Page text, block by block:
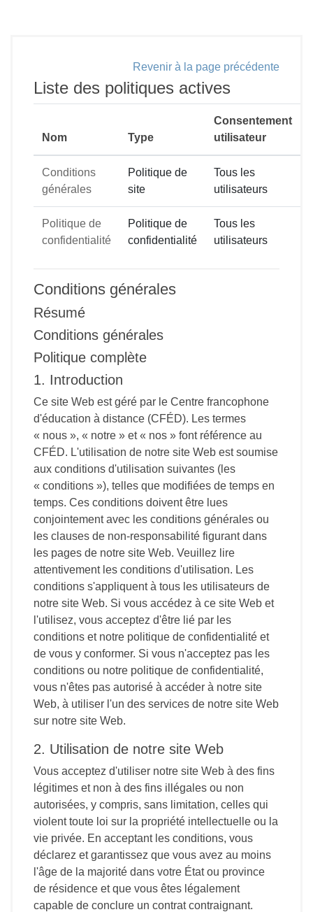
Revenir à la page précédente
Liste des politiques actives
Nom Type
Consentement
utilisateur
Conditions
générales
Politique de
site
Tous les
utilisateurs
Politique de
confidentialité
Politique de
confidentialité
Tous les
utilisateurs
Conditions générales
Résumé
Conditions générales
Politique complète
1. Introduction
Ce site Web est géré par le Centre francophone
d'éducation à distance (CFÉD). Les termes
« nous », « notre » et « nos » font référence au
CFÉD. L'utilisation de notre site Web est soumise
aux conditions d'utilisation suivantes (les
« conditions »), telles que modifiées de temps en
temps. Ces conditions doivent être lues
conjointement avec les conditions générales ou
les clauses de non-responsabilité figurant dans
les pages de notre site Web. Veuillez lire
attentivement les conditions d'utilisation. Les
conditions s'appliquent à tous les utilisateurs de
notre site Web. Si vous accédez à ce site Web et
l'utilisez, vous acceptez d'être lié par les
conditions et notre politique de confidentialité et
de vous y conformer. Si vous n'acceptez pas les
conditions ou notre politique de confidentialité,
vous n'êtes pas autorisé à accéder à notre site
Web, à utiliser l'un des services de notre site Web
sur notre site Web.
2. Utilisation de notre site Web
Vous acceptez d'utiliser notre site Web à des fins
légitimes et non à des fins illégales ou non
autorisées, y compris, sans limitation, celles qui
violent toute loi sur la propriété intellectuelle ou la
vie privée. En acceptant les conditions, vous
déclarez et garantissez que vous avez au moins
l'âge de la majorité dans votre État ou province
de résidence et que vous êtes légalement
capable de conclure un contrat contraignant.